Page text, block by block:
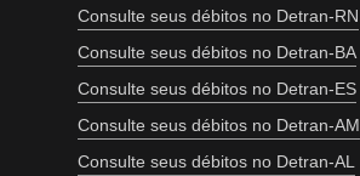
Consulte seus débitos no Detran-RN
Consulte seus débitos no Detran-BA
Consulte seus débitos no Detran-ES
Consulte seus débitos no Detran-AM
Consulte seus débitos no Detran-AL